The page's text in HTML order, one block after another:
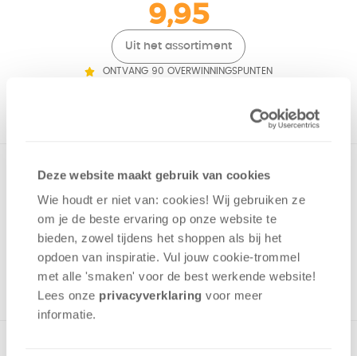
Deze website maakt gebruik van cookies
Wie houdt er niet van: cookies! Wij gebruiken ze
om je de beste ervaring op onze website te
bieden, zowel tijdens het shoppen als bij het
opdoen van inspiratie. Vul jouw cookie-trommel
met alle 'smaken' voor de best werkende website​!
Lees onze privacyverklaring voor meer
informatie.
9,95
Uit het assortiment
ONTVANG 90 OVERWINNINGSPUNTEN
Rage is een kaartspel voor spelers die niet vies zijn van wat
versie.